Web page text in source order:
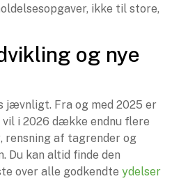
ikke til store,
og nye
jævnligt. Fra og med 2025 er
vil i 2026 dække endnu flere
af tagrender og
Du kan altid finde den
over alle godkendte ydelser